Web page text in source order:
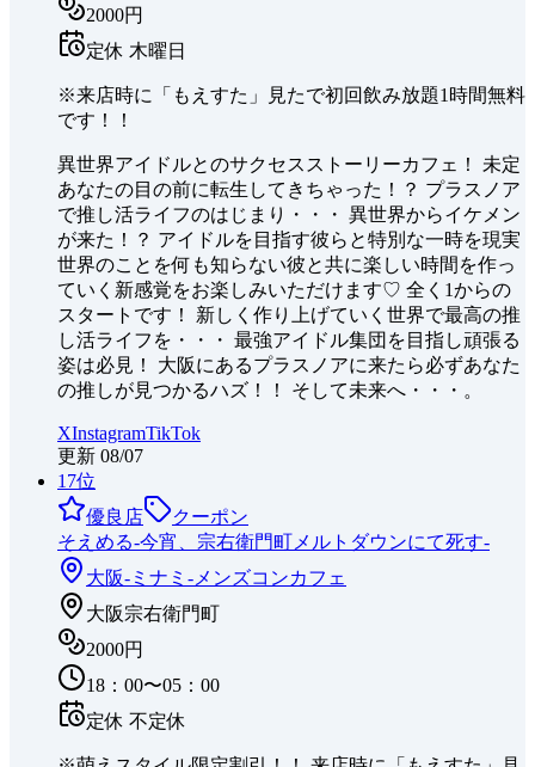
2000円
定休 木曜日
※来店時に「もえすた」見たで初回飲み放題1時間無料
です！！
異世界アイドルとのサクセスストーリーカフェ！ 未定
あなたの目の前に転生してきちゃった！？ プラスノア
で推し活ライフのはじまり・・・ 異世界からイケメン
が来た！？ アイドルを目指す彼らと特別な一時を現実
世界のことを何も知らない彼と共に楽しい時間を作っ
ていく新感覚をお楽しみいただけます♡ 全く1からの
スタートです！ 新しく作り上げていく世界で最高の推
し活ライフを・・・ 最強アイドル集団を目指し頑張る
姿は必見！ 大阪にあるプラスノアに来たら必ずあなた
の推しが見つかるハズ！！ そして未来へ・・・。
XInstagramTikTok
更新 08/07
17位
優良店
クーポン
そえめる-今宵、宗右衛門町メルトダウンにて死す-
大阪-ミナミ- メンズコンカフェ
大阪宗右衛門町
2000円
18：00〜05：00
定休 不定休